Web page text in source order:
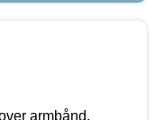
armbånd,